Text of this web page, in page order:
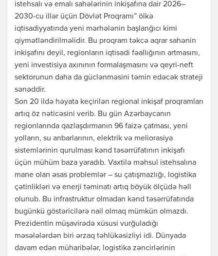
istehsalı və emalı sahələrinin inkişafına dair 2026–
2030-cu illər üçün Dövlət Proqramı” ölkə
iqtisadiyyatında yeni mərhələnin başlanğıcı kimi
qiymətləndirilməlidir. Bu proqram təkcə aqrar sahənin
inkişafını deyil, regionların iqtisadi fəallığının artmasını,
yeni investisiya axınının formalaşmasını və qeyri-neft
sektorunun daha da güclənməsini təmin edəcək strateji
sənəddir.
Son 20 ildə həyata keçirilən regional inkişaf proqramları
artıq öz nəticəsini verib. Bu gün Azərbaycanın
regionlarında qazlaşdırmanın 96 faizə çatması, yeni
yolların, su anbarlarının, elektrik və meliorasiya
sistemlərinin qurulması kənd təsərrüfatının inkişafı
üçün mühüm baza yaradıb. Vaxtilə məhsul istehsalına
mane olan əsas problemlər – su çatışmazlığı, logistika
çətinlikləri və enerji təminatı artıq böyük ölçüdə həll
olunub. Bu infrastruktur olmadan kənd təsərrüfatında
bugünkü göstəricilərə nail olmaq mümkün olmazdı.
Prezidentin müşavirədə xüsusi vurğuladığı
məsələlərdən biri ərzaq təhlükəsizliyi idi. Dünyada
davam edən müharibələr, logistika zəncirlərinin